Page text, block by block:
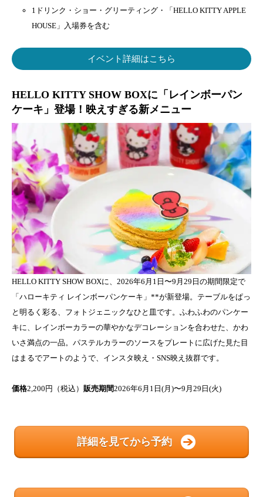
1ドリンク・ショー・グリーティング・「HELLO KITTY APPLE
HOUSE」入場券を含む
イベント詳細はこちら
HELLO KITTY SHOW BOXに「レインボーパン
ケーキ」登場！映えすぎる新メニュー
HELLO KITTY SHOW BOXに、2026年6月1日〜9月29日の期間限定で
「ハローキティ レインボーパンケーキ」**が新登場。テーブルをぱっ
と明るく彩る、フォトジェニックなひと皿です。ふわふわのパンケー
キに、レインボーカラーの華やかなデコレーションを合わせた、かわ
いさ満点の一品。パステルカラーのソースをプレートに広げた見た目
はまるでアートのようで、インスタ映え・SNS映え抜群です。
価格2,200円（税込） 販売期間2026年6月1日(月)〜9月29日(火)
詳細を見てから予約